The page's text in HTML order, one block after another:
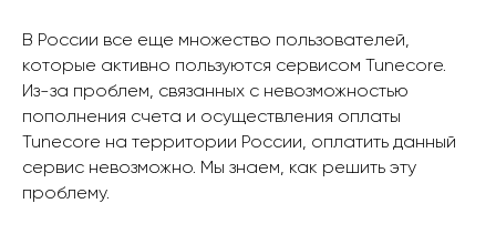
В России все еще множество пользователей,
которые активно пользуются сервисом Tunecore.
Из-за проблем, связанных с невозможностью
пополнения счета и осуществления оплаты
Tunecore на территории России, оплатить данный
сервис невозможно. Мы знаем, как решить эту
проблему.